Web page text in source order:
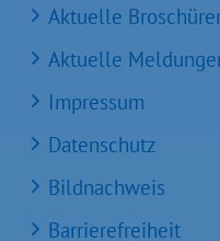
Aktuelle
Aktuelle
Impressum
Datenschutz
Bildnachweis
Barrierefreiheit